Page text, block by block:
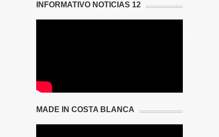
INFORMATIVO NOTICIAS 12
MADE IN COSTA BLANCA